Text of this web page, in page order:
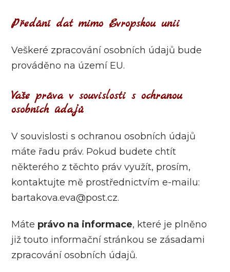
Předání dat mimo Evropskou unii
Veškeré zpracování osobních údajů bude
prováděno na území EU.
Vaše práva v souvislosti s ochranou
osobních údajů
V souvislosti s ochranou osobních údajů
máte řadu práv. Pokud budete chtít
některého z těchto práv využít, prosím,
kontaktujte mě prostřednictvím e-mailu:
bartakova.eva@post.cz.
Máte právo na informace, které je plněno
již touto informační stránkou se zásadami
zpracování osobních údajů.